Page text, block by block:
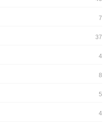
7
37
4
8
5
4